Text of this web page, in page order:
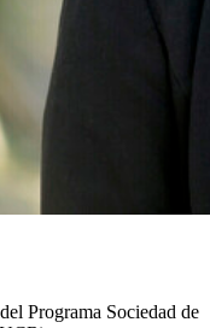
Programa Sociedad de